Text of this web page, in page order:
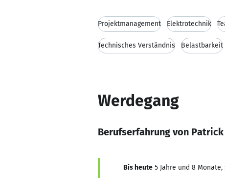
Projektmanagement Elektrotechnik
Technisches Verständnis Belastbarkeit
Werdegang
Berufserfahrung von
Bis heute 5 Jahre und 8 Monate,